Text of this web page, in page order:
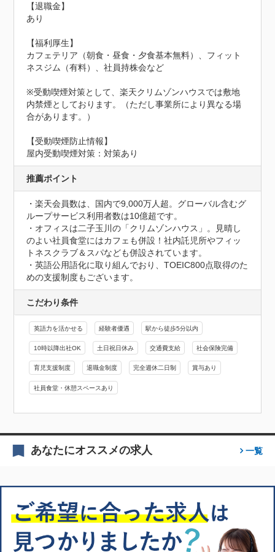
【退職金】
あり
【福利厚生】
カフェテリア（朝食・昼食・夕食基本無料）、フィット
ネスジム（有料）、社員持株会など
※受動喫煙対策として、楽天クリムゾンハウスでは敷地
内禁煙としております。（ただし事業所により異なる場
合があります。）
【受動喫煙防止情報】
屋内受動喫煙対策：対策あり
推薦ポイント
・楽天会員数は、国内で9,000万人超。グローバル含むグ
ループサービス利用者数は10億超です。
・オフィスは二子玉川の「クリムゾンハウス」。見晴し
のよい社員食堂にはカフェも併設！社内託児所やフィッ
トネスクラブ＆スパなども併設されています。
・英語公用語化に取り組んでおり、TOEIC800点取得のた
めの支援制度もございます。
こだわり条件
英語力を活かせる 経験者優遇 駅から徒歩5分以内
10時以降出社OK 土日祝日休み 交通費支給 社会保険完備
育児支援制度 退職金制度 完全週休二日制 賞与あり
社員食堂・休憩スペースあり
あなたにオススメの求人 一覧